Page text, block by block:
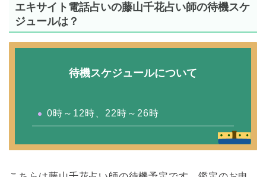
エキサイト電話占いの藤山千花占い師の待機スケ
ジュールは？
待機スケジュールについて
0時～12時、22時～26時